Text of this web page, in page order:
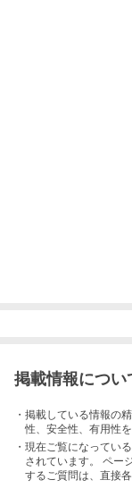
掲載情報につい
・掲載している情報の
性、安全性、有用性
・現在ご覧になってい
されています。 ペー
するご質問は、直接